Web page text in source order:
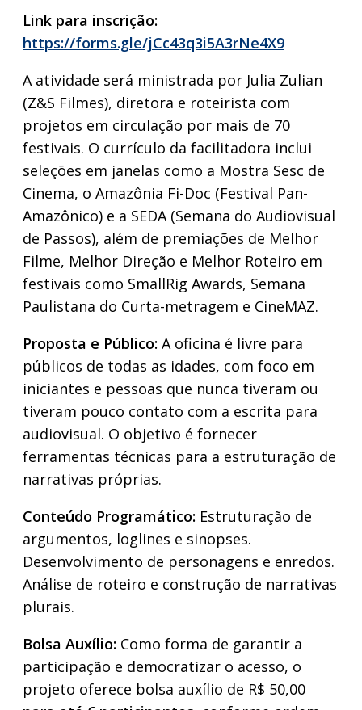
Link para inscrição:
https://forms.gle/jCc43q3i5A3rNe4X9
​A atividade será ministrada por Julia Zulian
(Z&S Filmes), diretora e roteirista com
projetos em circulação por mais de 70
festivais. O currículo da facilitadora inclui
seleções em janelas como a Mostra Sesc de
Cinema, o Amazônia Fi-Doc (Festival Pan-
Amazônico) e a SEDA (Semana do Audiovisual
de Passos), além de premiações de Melhor
Filme, Melhor Direção e Melhor Roteiro em
festivais como SmallRig Awards, Semana
Paulistana do Curta-metragem e CineMAZ.
​Proposta e Público: A oficina é livre para
públicos de todas as idades, com foco em
iniciantes e pessoas que nunca tiveram ou
tiveram pouco contato com a escrita para
audiovisual. O objetivo é fornecer
ferramentas técnicas para a estruturação de
narrativas próprias.
Conteúdo Programático: ​Estruturação de
argumentos, loglines e sinopses. ​
Desenvolvimento de personagens e enredos. ​
Análise de roteiro e construção de narrativas
plurais.
​Bolsa Auxílio: Como forma de garantir a
participação e democratizar o acesso, o
projeto oferece bolsa auxílio de R$ 50,00